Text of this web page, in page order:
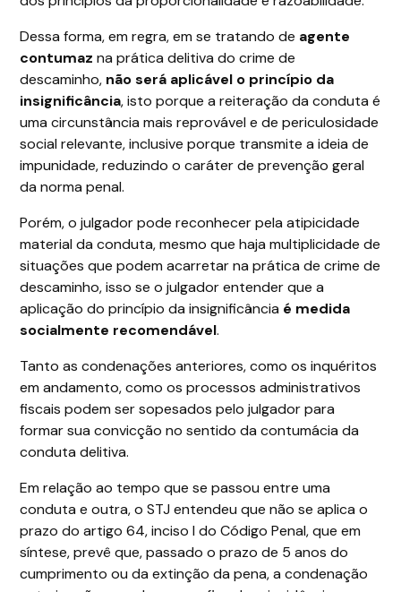
Dessa forma, em regra, em se tratando de agente
contumaz na prática delitiva do crime de
descaminho, não será aplicável o princípio da
insignificância, isto porque a reiteração da conduta é
uma circunstância mais reprovável e de periculosidade
social relevante, inclusive porque transmite a ideia de
impunidade, reduzindo o caráter de prevenção geral
da norma penal.
Porém, o julgador pode reconhecer pela atipicidade
material da conduta, mesmo que haja multiplicidade de
situações que podem acarretar na prática de crime de
descaminho, isso se o julgador entender que a
aplicação do princípio da insignificância é medida
socialmente recomendável.
Tanto as condenações anteriores, como os inquéritos
em andamento, como os processos administrativos
fiscais podem ser sopesados pelo julgador para
formar sua convicção no sentido da contumácia da
conduta delitiva.
Em relação ao tempo que se passou entre uma
conduta e outra, o STJ entendeu que não se aplica o
prazo do artigo 64, inciso I do Código Penal, que em
síntese, prevê que, passado o prazo de 5 anos do
cumprimento ou da extinção da pena, a condenação